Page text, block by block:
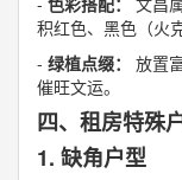
积红色、黑色（火
- 绿植点缀：
放置
催旺文运。
四、租房特殊
1. 缺角户型